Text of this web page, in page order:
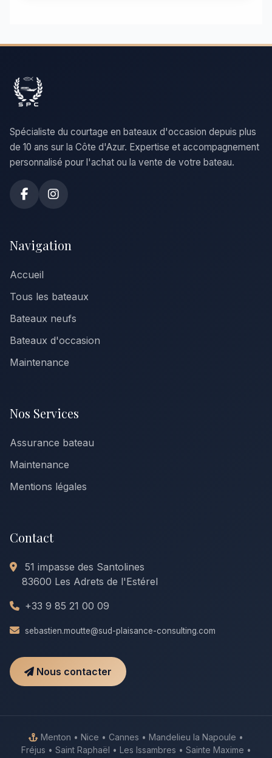
Spécialiste du courtage en bateaux d'occasion depuis plus
de 10 ans sur la Côte d'Azur. Expertise et accompagnement
personnalisé pour l'achat ou la vente de votre bateau.
Navigation
Accueil
Tous les bateaux
Bateaux neufs
Bateaux d'occasion
Maintenance
Nos Services
Assurance bateau
Maintenance
Mentions légales
Contact
51 impasse des Santolines
83600 Les Adrets de l'Estérel
+33 9 85 21 00 09
sebastien.moutte@sud-plaisance-consulting.com
Nous contacter
Menton • Nice • Cannes • Mandelieu la Napoule •
Fréjus • Saint Raphaël • Les Issambres • Sainte Maxime •